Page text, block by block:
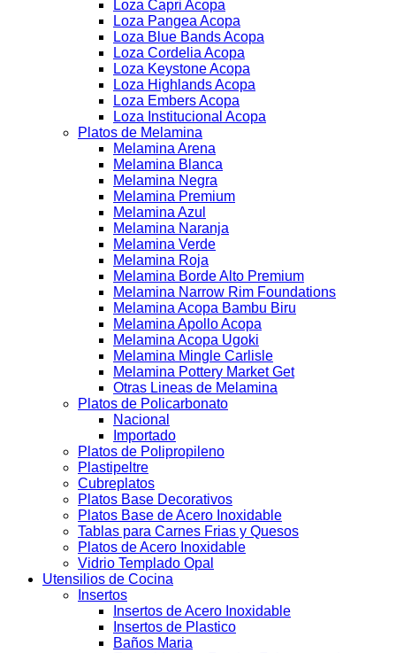
Loza Capri Acopa
Loza Pangea Acopa
Loza Blue Bands Acopa
Loza Cordelia Acopa
Loza Keystone Acopa
Loza Highlands Acopa
Loza Embers Acopa
Loza Institucional Acopa
Platos de Melamina
Melamina Arena
Melamina Blanca
Melamina Negra
Melamina Premium
Melamina Azul
Melamina Naranja
Melamina Verde
Melamina Roja
Melamina Borde Alto Premium
Melamina Narrow Rim Foundations
Melamina Acopa Bambu Biru
Melamina Apollo Acopa
Melamina Acopa Ugoki
Melamina Mingle Carlisle
Melamina Pottery Market Get
Otras Lineas de Melamina
Platos de Policarbonato
Nacional
Importado
Platos de Polipropileno
Plastipeltre
Cubreplatos
Platos Base Decorativos
Platos Base de Acero Inoxidable
Tablas para Carnes Frias y Quesos
Platos de Acero Inoxidable
Vidrio Templado Opal
Utensilios de Cocina
Insertos
Insertos de Acero Inoxidable
Insertos de Plastico
Baños Maria